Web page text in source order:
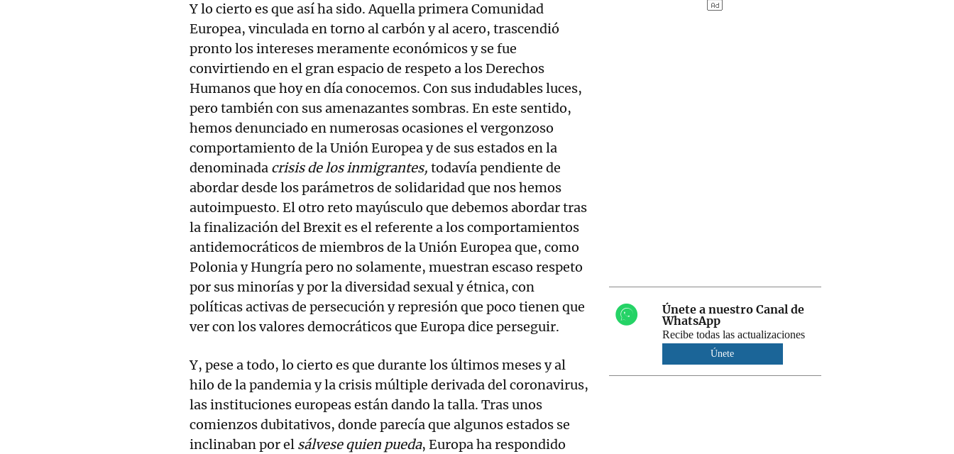
Y lo cierto es que así ha sido. Aquella primera Comunidad
Europea, vinculada en torno al carbón y al acero, trascendió
pronto los intereses meramente económicos y se fue
convirtiendo en el gran espacio de respeto a los Derechos
Humanos que hoy en día conocemos. Con sus indudables luces,
pero también con sus amenazantes sombras. En este sentido,
hemos denunciado en numerosas ocasiones el vergonzoso
comportamiento de la Unión Europea y de sus estados en la
denominada crisis de los inmigrantes, todavía pendiente de
abordar desde los parámetros de solidaridad que nos hemos
autoimpuesto. El otro reto mayúsculo que debemos abordar tras
la finalización del Brexit es el referente a los comportamientos
antidemocráticos de miembros de la Unión Europea que, como
Polonia y Hungría pero no solamente, muestran escaso respeto
por sus minorías y por la diversidad sexual y étnica, con
políticas activas de persecución y represión que poco tienen que
ver con los valores democráticos que Europa dice perseguir.
Y, pese a todo, lo cierto es que durante los últimos meses y al
hilo de la pandemia y la crisis múltiple derivada del coronavirus,
las instituciones europeas están dando la talla. Tras unos
comienzos dubitativos, donde parecía que algunos estados se
inclinaban por el sálvese quien pueda, Europa ha respondido
Únete a nuestro Canal de
WhatsApp
Recibe todas las actualizaciones
Únete